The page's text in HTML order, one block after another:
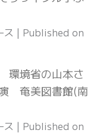
ス
Published on
環境省の山本さ
奄美図書館(南
ス
Published on